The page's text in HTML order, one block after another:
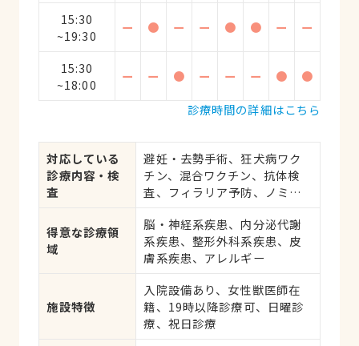
15:30
~19:30
ー ● ー ー ● ● ー ー
15:30
~18:00
ー ー ● ー ー ー ●
●
診療時間の詳細はこちら
対応している
診療内容・検
査
避妊・去勢手術、狂犬病ワク
チン、混合ワクチン、抗体検
査、フィラリア予防、ノミ・
応、健康診断、各種検査、外
科手術
得意な診療領
域
脳・神経系疾患、内分泌代謝
系疾患、整形外科系疾患、皮
膚系疾患、アレルギー
施設特徴
入院設備あり、女性獣医師在
籍、19時以降診療可、日曜診
療、祝日診療